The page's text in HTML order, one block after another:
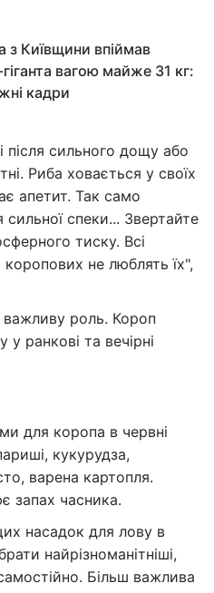
з Київщини впіймав
вагою майже 31 кг:
кадри
після сильного дощу або
Риба ховається у своїх
апетит. Так само
сильної спеки... Звертайте
тиску. Всі
не люблять їх",
важливу роль. Короп
ранкові та вечірні
для коропа в червні
кукурудза,
варена картопля.
запах часника.
насадок для лову в
найрізноманітніші,
Більш важлива